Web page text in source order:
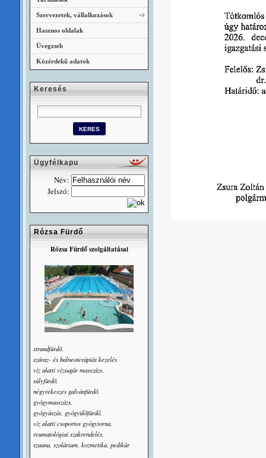
Szervezetek, vállalkozások
Hasznos oldalak
Üvegzseb
Közérdekű adatok
Keresés
Ügyfélkapu
Név:
Jelszó:
Rózsa Fürdő
Rózsa Fürdő szolgáltatásai
strandfürdõ,
száraz- és balneoterápiás kezelés
víz alatti vízsugár masszázs,
súlyfürdõ,
négyrekeszes galvánfürdõ,
gyógymasszázs,
gyógyúszás, gyógyülõfürdő,
víz alatti csoportos gyógytorna,
reumatológiai szakrendelés,
szauna, szolárium, kozmetika, pedikûr